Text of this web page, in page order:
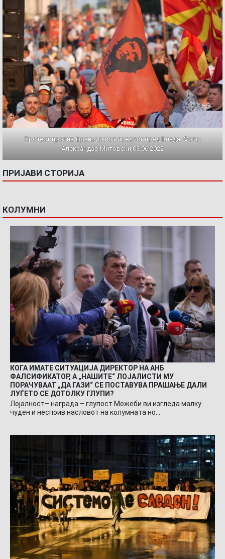
Протест против францускиот предлог пред Влада. Фото:
Александар Митовски,03.06.2022
ПРИЈАВИ СТОРИЈА
КОЛУМНИ
КОГА ИМАТЕ СИТУАЦИЈА ДИРЕКТОР НА АНБ
ФАЛСИФИКАТОР, А „НАШИТЕ“ ЛОЈАЛИСТИ МУ
ПОРАЧУВААТ „ДА ГАЗИ“ СЕ ПОСТАВУВА ПРАШАЊЕ ДАЛИ
ЛУЃЕТО СЕ ДОТОЛКУ ГЛУПИ?
Лојалност– награда – глупост Можеби ви изгледа малку
чуден и неспоив насловот на колумната но…